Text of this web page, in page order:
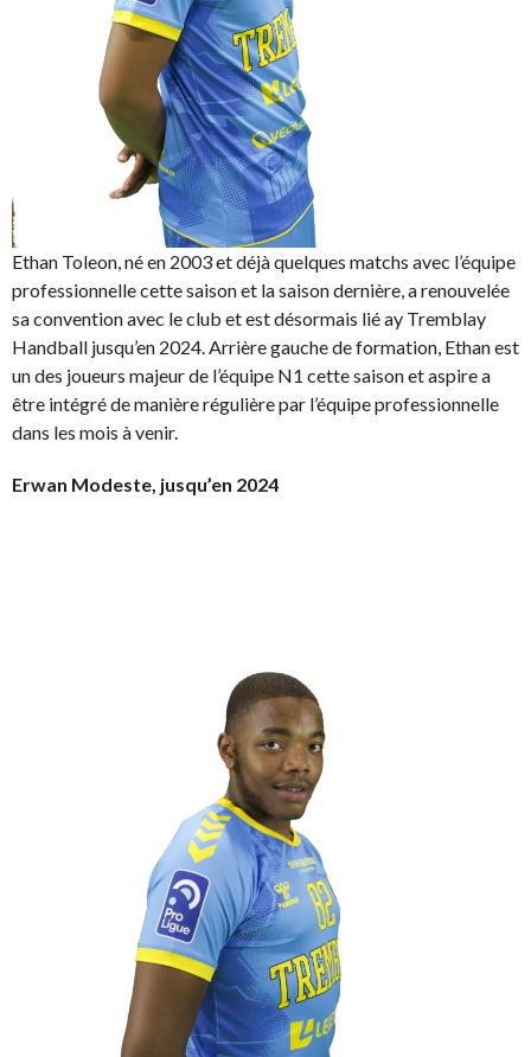
Ethan Toleon, né en 2003 et déjà quelques matchs avec l’équipe
professionnelle cette saison et la saison dernière, a renouvelée
sa convention avec le club et est désormais lié ay Tremblay
Handball jusqu’en 2024. Arrière gauche de formation, Ethan est
un des joueurs majeur de l’équipe N1 cette saison et aspire a
être intégré de manière régulière par l’équipe professionnelle
dans les mois à venir.
Erwan Modeste, jusqu’en 2024